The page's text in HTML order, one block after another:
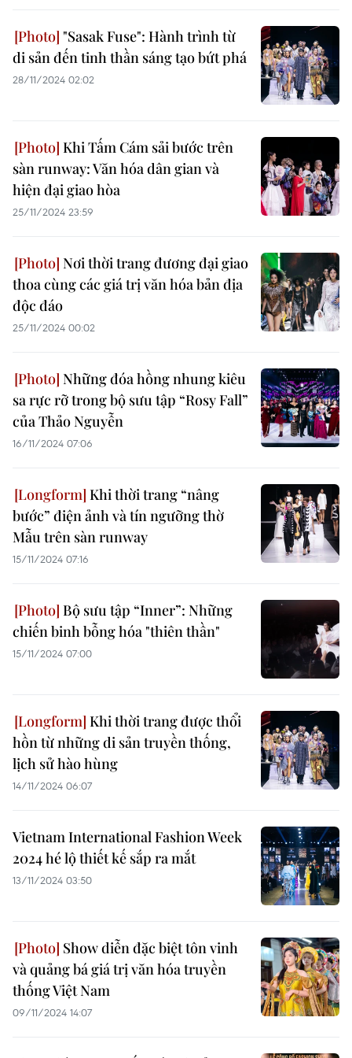
"Sasak Fuse": Hành trình từ
di sản đến tinh thần sáng tạo bứt phá
28/11/2024 02:02
Khi Tấm Cám sải bước trên
sàn runway: Văn hóa dân gian và
hiện đại giao hòa
25/11/2024 23:59
Nơi thời trang đương đại giao
thoa cùng các giá trị văn hóa bản địa
độc đáo
25/11/2024 00:02
Những đóa hồng nhung kiêu
sa rực rỡ trong bộ sưu tập “Rosy Fall”
của Thảo Nguyễn
16/11/2024 07:06
Khi thời trang “nâng
bước” điện ảnh và tín ngưỡng thờ
Mẫu trên sàn runway
15/11/2024 07:16
Bộ sưu tập “Inner”: Những
chiến binh bỗng hóa "thiên thần"
15/11/2024 07:00
Khi thời trang được thổi
hồn từ những di sản truyền thống,
lịch sử hào hùng
14/11/2024 06:07
Vietnam International Fashion Week
2024 hé lộ thiết kế sắp ra mắt
13/11/2024 03:50
Show diễn đặc biệt tôn vinh
và quảng bá giá trị văn hóa truyền
thống Việt Nam
09/11/2024 14:07